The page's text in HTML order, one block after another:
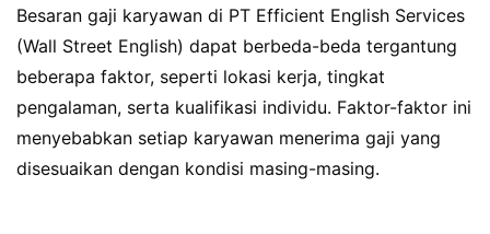
Besaran gaji karyawan di PT Efficient English Services
(Wall Street English) dapat berbeda-beda tergantung
beberapa faktor, seperti lokasi kerja, tingkat
pengalaman, serta kualifikasi individu. Faktor-faktor ini
menyebabkan setiap karyawan menerima gaji yang
disesuaikan dengan kondisi masing-masing.